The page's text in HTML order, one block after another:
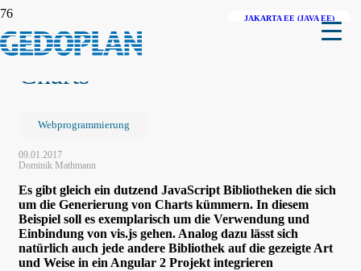
Angular 2 + vis.js – 3D
Charts
Webprogrammierung
09.01.2017
Dominik Mathmann
Es gibt gleich ein dutzend JavaScript Bibliotheken die sich
um die Generierung von Charts kümmern. In diesem
Beispiel soll es exemplarisch um die Verwendung und
Einbindung von vis.js gehen. Analog dazu lässt sich
natürlich auch jede andere Bibliothek auf die gezeigte Art
und Weise in ein Angular 2 Projekt integrieren
SPRING
QUARKUS
JAKARTA EE (JAVA EE)